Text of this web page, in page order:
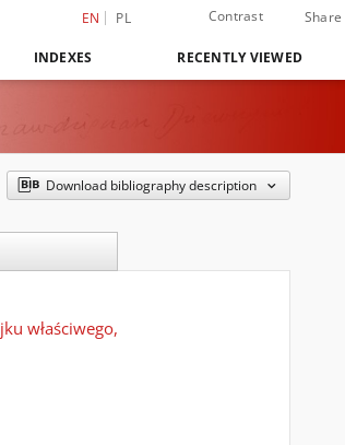
EN PL Contrast Share
INDEXES RECENTLY VIEWED
Download bibliography description
właściwego,